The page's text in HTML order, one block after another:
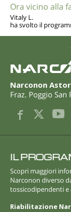
Ora vicino alla
Vitaly L.
ha svolto il
Narconon
Fraz. Poggio San
IL
Scopri maggiori
Narconon diverso
tossicodipendenti
Riabilitazione